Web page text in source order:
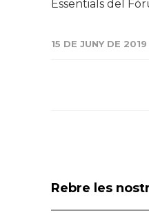
Essentials del
15 DE JUNY DE 2019
Rebre les